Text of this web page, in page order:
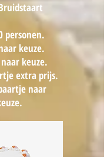
personen.
keuze.
keuze.
extra prijs.
naar